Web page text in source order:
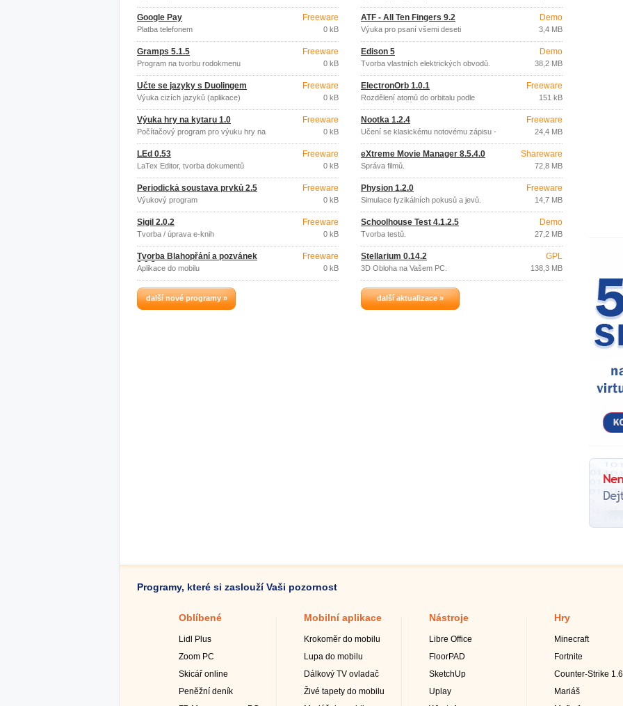
Google Pay
Platba telefonem
Freeware
0 kB
Gramps 5.1.5
Program na tvorbu rodokmenu
Freeware
0 kB
Učte se jazyky s Duolingem
Výuka cizích jazyků (aplikace)
Freeware
0 kB
Výuka hry na kytaru 1.0
Počítačový program pro výuku hry na
Freeware
0 kB
LEd 0.53
LaTex Editor, tvorba dokumentů
Freeware
0 kB
Periodická soustava prvků 2.5
Výukový program
Freeware
0 kB
Sigil 2.0.2
Tvorba / úprava e-knih
Freeware
0 kB
Tvorba Blahopřání a pozvánek
2.0.2
Aplikace do mobilu
Freeware
0 kB
další nové programy »
ATF - All Ten Fingers 9.2
Výuka pro psaní všemi deseti
Demo
3,4 MB
Edison 5
Tvorba vlastních elektrických obvodů.
Demo
38,2 MB
ElectronOrb 1.0.1
Rozdělení atomů do orbitalu podle
protonového čísla.
Freeware
151 kB
Nootka 1.2.4
Učení se klasickému notovému zápisu -
Freeware
24,4 MB
eXtreme Movie Manager 8.5.4.0
Správa filmů.
Shareware
72,8 MB
Physion 1.2.0
Simulace fyzikálních pokusů a jevů.
Freeware
14,7 MB
Schoolhouse Test 4.1.2.5
Tvorba testů.
Demo
27,2 MB
Stellarium 0.14.2
3D Obloha na Vašem PC.
GPL
138,3 MB
další aktualizace »
Programy, které si zaslouží Vaši pozornost
Oblíbené
Lidl Plus
Zoom PC
Skicář online
Peněžní deník
Mobilní aplikace
Krokoměr do mobilu
Lupa do mobilu
Dálkový TV ovladač
Živé tapety do mobilu
Nástroje
Libre Office
FloorPAD
SketchUp
Uplay
Hry
Minecraft
Fortnite
Counter-Strike 1.6
Mariáš